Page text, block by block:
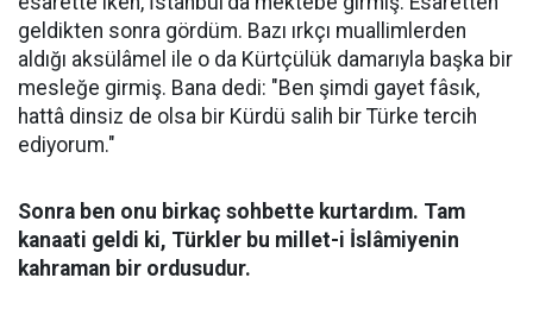
geldikten sonra gördüm. Bazı ırkçı muallimlerden
aldığı aksülâmel ile o da Kürtçülük damarıyla başka bir
mesleğe girmiş. Bana dedi: "Ben şimdi gayet fâsık,
hattâ dinsiz de olsa bir Kürdü salih bir Türke tercih
ediyorum."
Sonra ben onu birkaç sohbette kurtardım. Tam
kanaati geldi ki, Türkler bu millet-i İslâmiyenin
kahraman bir ordusudur.